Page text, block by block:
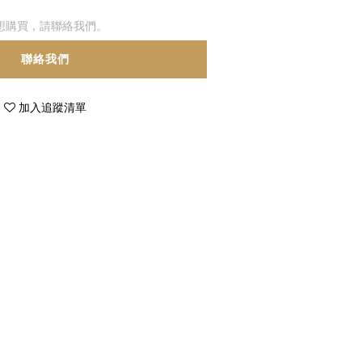
購買，請聯絡我們。
聯絡我們
加入追蹤清單